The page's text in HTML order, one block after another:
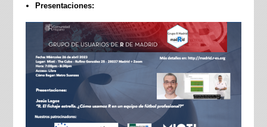
Presentaciones: